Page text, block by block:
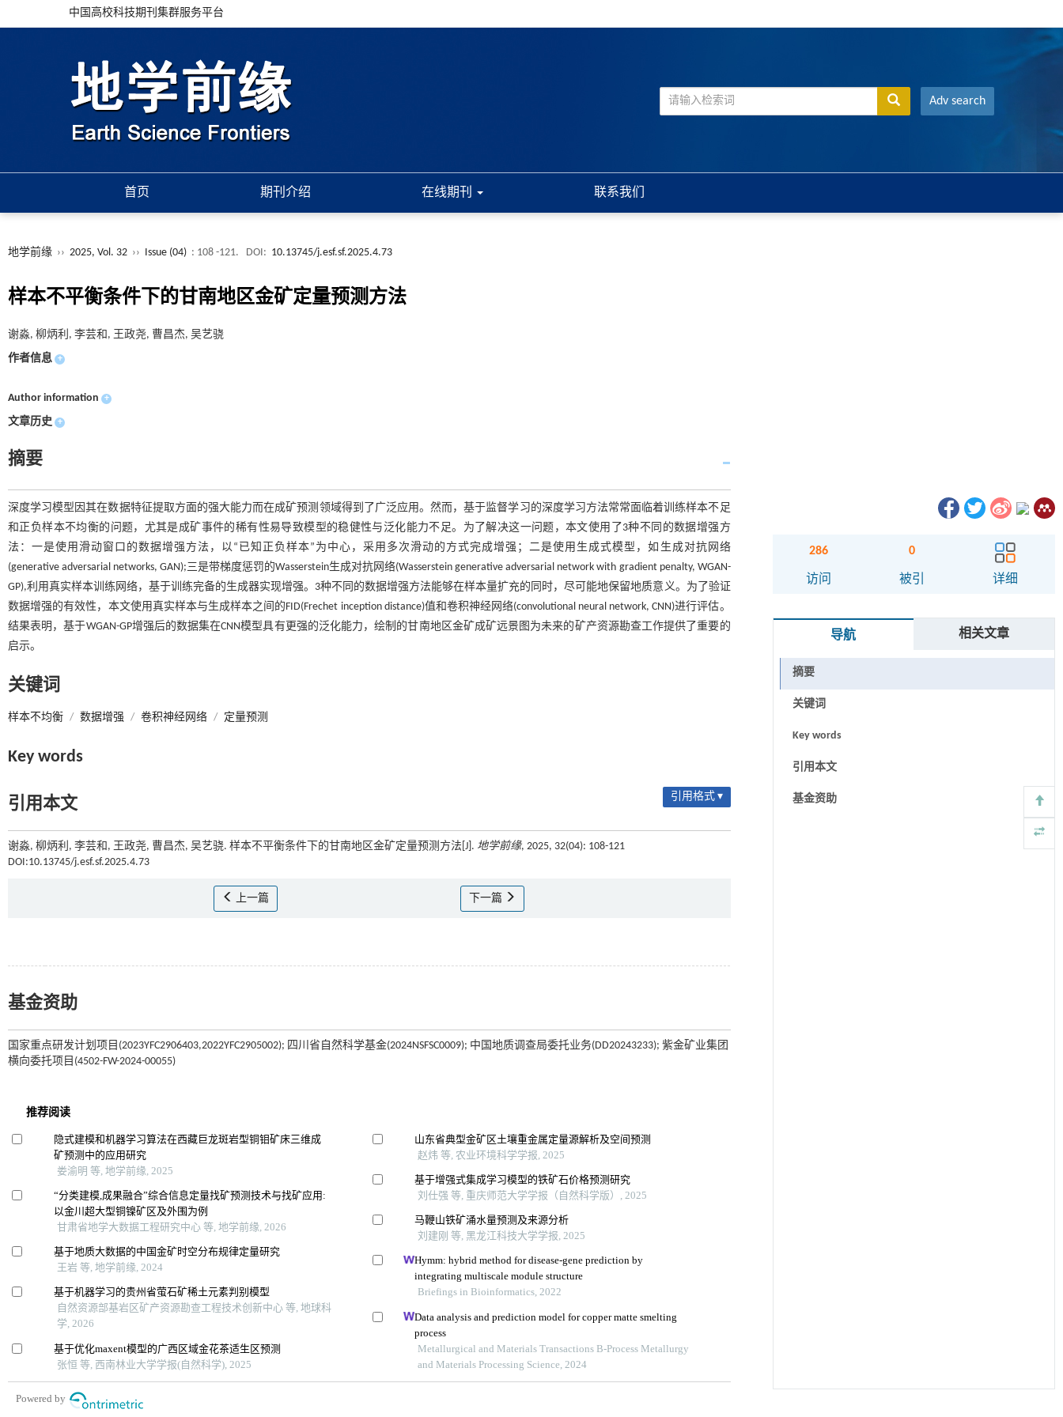
中国高校科技期刊集群服务平台
Adv search
首页 期刊介绍 在线期刊 联系我们
地学前缘 ›› 2025, Vol. 32 ›› Issue (04) : 108 -121. DOI: 10.13745/j.esf.sf.2025.4.73
样本不平衡条件下的甘南地区金矿定量预测方法
谢淼, 柳炳利, 李芸和, 王政尧, 曹昌杰, 吴艺骁
作者信息 +
Author information +
文章历史 +
摘要
深度学习模型因其在数据特征提取方面的强大能力而在成矿预测领域得到了广泛应用。然而，基于监督学习的深度学习方法常常面临着训练样本不足
和正负样本不均衡的问题，尤其是成矿事件的稀有性易导致模型的稳健性与泛化能力不足。为了解决这一问题，本文使用了3种不同的数据增强方
法：一是使用滑动窗口的数据增强方法，以“已知正负样本”为中心，采用多次滑动的方式完成增强；二是使用生成式模型，如生成对抗网络
(generative adversarial networks, GAN);三是带梯度惩罚的Wasserstein生成对抗网络(Wasserstein generative adversarial network with gradient penalty, WGAN-
GP),利用真实样本训练网络，基于训练完备的生成器实现增强。3种不同的数据增强方法能够在样本量扩充的同时，尽可能地保留地质意义。为了验证
数据增强的有效性，本文使用真实样本与生成样本之间的FID(Frechet inception distance)值和卷积神经网络(convolutional neural network, CNN)进行评估。
结果表明，基于WGAN-GP增强后的数据集在CNN模型具有更强的泛化能力，绘制的甘南地区金矿成矿远景图为未来的矿产资源勘查工作提供了重要的
启示。
关键词
样本不均衡 / 数据增强 / 卷积神经网络 / 定量预测
Key words
引用本文 引用格式 ▾
谢淼, 柳炳利, 李芸和, 王政尧, 曹昌杰, 吴艺骁. 样本不平衡条件下的甘南地区金矿定量预测方法[J]. 地学前缘, 2025, 32(04): 108-121
DOI:10.13745/j.esf.sf.2025.4.73
上一篇 下一篇
基金资助
国家重点研发计划项目(2023YFC2906403,2022YFC2905002); 四川省自然科学基金(2024NSFSC0009); 中国地质调查局委托业务(DD20243233); 紫金矿业集团
横向委托项目(4502-FW-2024-00055)
286
访问
0
被引 详细
导航 相关文章
摘要
关键词
Key words
引用本文
基金资助